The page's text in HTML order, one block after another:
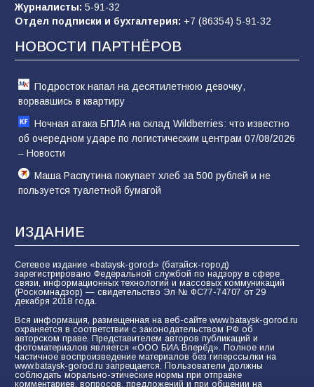
«Слухами Москву не возьмёшь»: почему
заявления Киева о мобилизации — это
отчаяние, а не разведка
81 02.08.2026
Журналисты: 5-91-32
Отдел подписки и бухгалтерия: +7 (86354) 5-91-32
НОВОСТИ ПАРТНЁРОВ
Подросток напал на десятилетнюю девочку,
ворвавшись в квартиру
Ночная атака БПЛА на склад Wildberries: что известно
об очередном ударе по логистическим центрам 07/08/2026
– Новости
Маша Распутина покупает хлеб за 500 рублей и не
пользуется туалетной бумагой
ИЗДАНИЕ
Сетевое издание «bataysk-gorod» (батайск-город)
зарегистрировано Федеральной службой по надзору в сфере
связи, информационных технологий и массовых коммуникаций
(Роскомнадзор) — свидетельство Эл № ФС77-74707 от 29
декабря 2018 года.
Вся информация, размещенная на веб-сайте www.bataysk-gorod.ru
охраняется в соответствии с законодательством РФ об
авторском праве. Представителем авторов публикаций и
фотоматериалов является «ООО БИА Вперёд». Полное или
частичное воспроизведение материалов без гиперссылки на
www.bataysk-gorod.ru запрещается. Пользователи должны
соблюдать морально-этические нормы при отправке
комментариев, вопросов, предложений и при общении на